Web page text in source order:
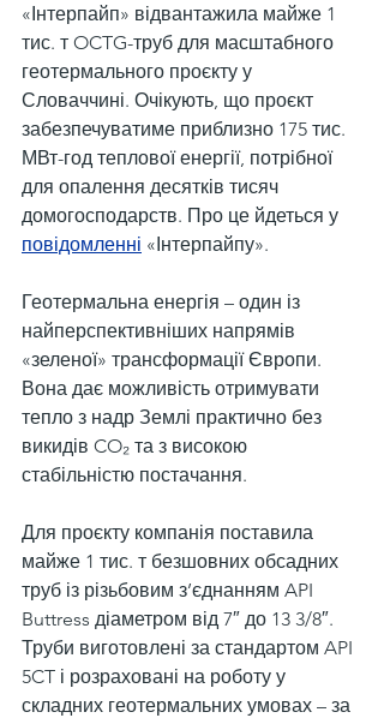
«Інтерпайп» відвантажила майже 1
тис. т OCTG-труб для масштабного
геотермального проєкту у
Словаччині. Очікують, що проєкт
забезпечуватиме приблизно 175 тис.
МВт-год теплової енергії, потрібної
для опалення десятків тисяч
домогосподарств. Про це йдеться у
повідомленні «Інтерпайпу».
Геотермальна енергія – один із
найперспективніших напрямів
«зеленої» трансформації Європи.
Вона дає можливість отримувати
тепло з надр Землі практично без
викидів CO₂ та з високою
стабільністю постачання.
Для проєкту компанія поставила
майже 1 тис. т безшовних обсадних
труб із різьбовим з’єднанням API
Buttress діаметром від 7″ до 13 3/8″.
Труби виготовлені за стандартом API
5CT і розраховані на роботу у
складних геотермальних умовах – за